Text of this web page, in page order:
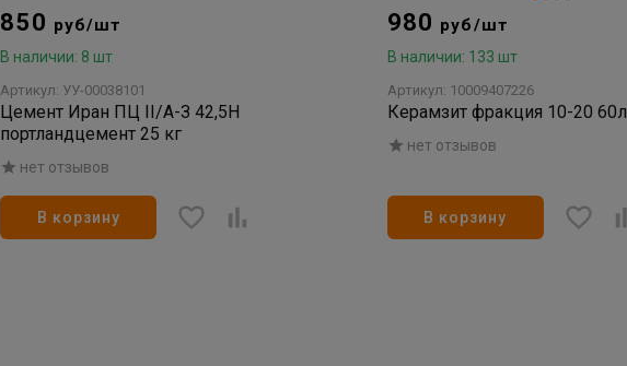
850 руб/шт
В наличии: 8 шт
Артикул: УУ-00038101
Цемент Иран ПЦ II/А-З 42,5Н
портландцемент 25 кг
нет отзывов
В корзину
980 руб/шт
В наличии: 133 шт
Артикул: 10009407226
Керамзит фракция 10-20 60л
нет отзывов
В корзину